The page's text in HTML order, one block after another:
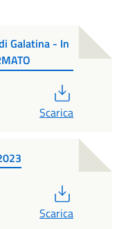
Galatina - In
Scarica
Scarica